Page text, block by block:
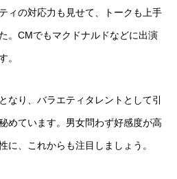
ィの対応力も見せて、トークも上手
。CMでもマクドナルドなどに出演
。
なり、バラエティタレントとして引
めています。男女問わず好感度が高
に、これからも注目しましょう。